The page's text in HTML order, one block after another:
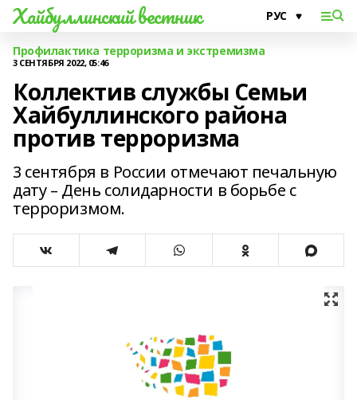
Хайбуллинский вестник
Профилактика терроризма и экстремизма
3 СЕНТЯБРЯ 2022, 05:46
Коллектив службы Семьи
Хайбуллинского района
против терроризма
3 сентября в России отмечают печальную
дату – День солидарности в борьбе с
терроризмом.